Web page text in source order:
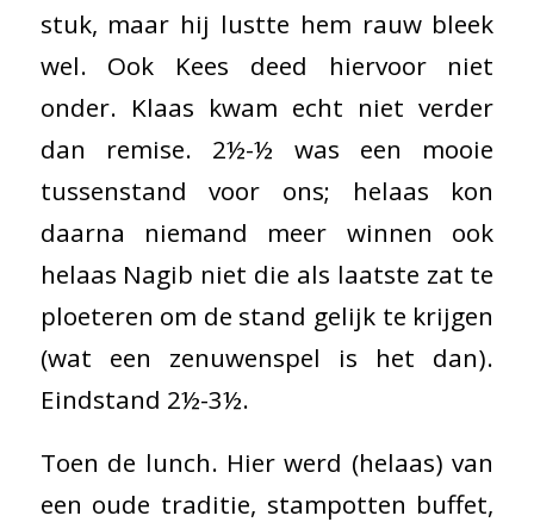
stuk, maar hij lustte hem rauw bleek
wel. Ook Kees deed hiervoor niet
onder. Klaas kwam echt niet verder
dan remise. 2½-½ was een mooie
tussenstand voor ons; helaas kon
daarna niemand meer winnen ook
helaas Nagib niet die als laatste zat te
ploeteren om de stand gelijk te krijgen
(wat een zenuwenspel is het dan).
Eindstand 2½-3½.
Toen de lunch. Hier werd (helaas) van
een oude traditie, stampotten buffet,